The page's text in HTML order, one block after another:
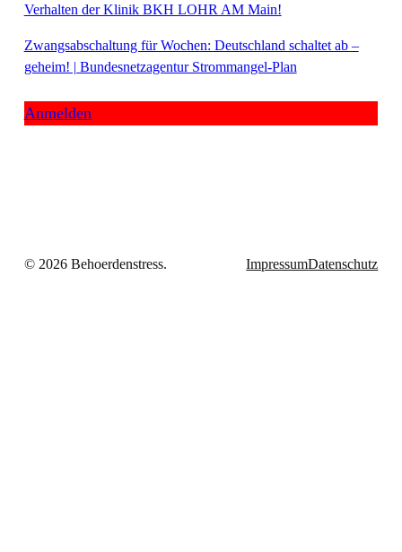
Verhalten der Klinik BKH LOHR AM Main!
Zwangsabschaltung für Wochen: Deutschland schaltet ab –
geheim! | Bundesnetzagentur Strommangel-Plan
Anmelden
© 2026 Behoerdenstress. ImpressumDatenschutz